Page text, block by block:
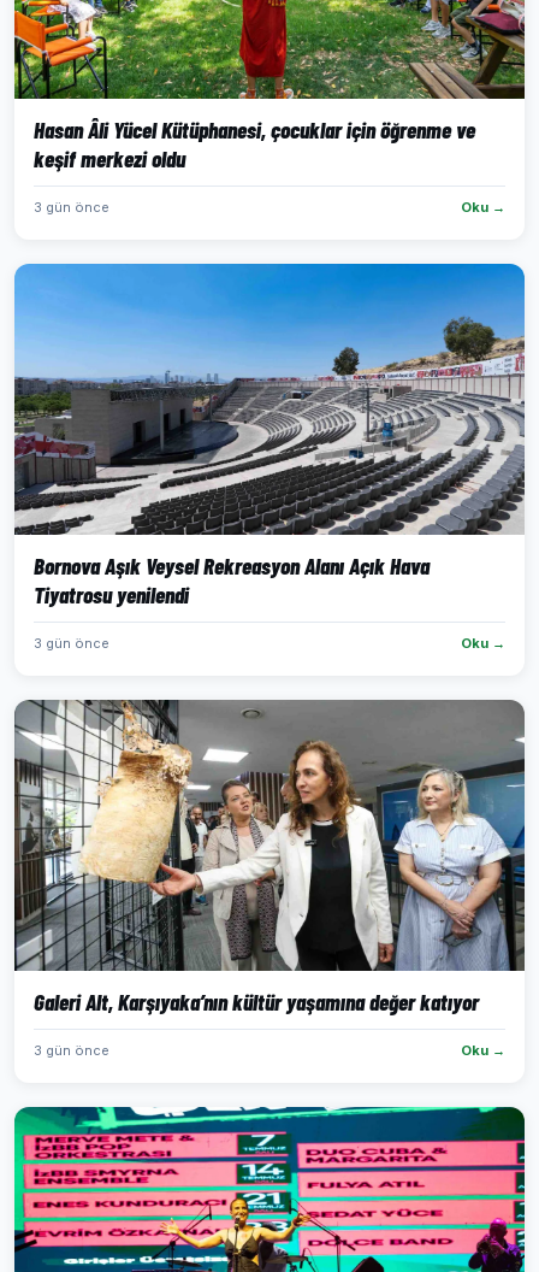
Hasan Âli Yücel Kütüphanesi, çocuklar için öğrenme ve
keşif merkezi oldu
3 gün önce Oku →
Bornova Aşık Veysel Rekreasyon Alanı Açık Hava
Tiyatrosu yenilendi
3 gün önce Oku →
Galeri Alt, Karşıyaka’nın kültür yaşamına değer katıyor
3 gün önce Oku →